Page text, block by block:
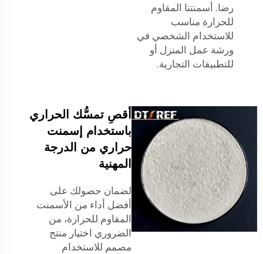
رضا. أسمنتنا المقاوم
للحرارة مناسب
للاستخدام الشخصي في
ورشة عمل المنزل أو
للتطبيقات التجارية.
أقصِ تمسُّك الحراري
باستخدام إسمنت
حراري من الدرجة
المهنية
لضمان حصولك على
أفضل أداء من الأسمنت
المقاوم للحرارة، من
الضروري اختيار منتج
مصمم للاستخدام